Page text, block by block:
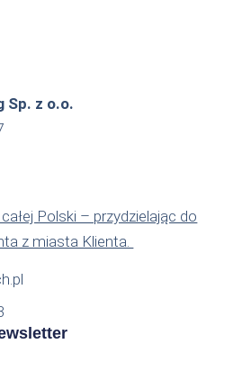
Sp. z o.o.
Polski – przydzielając do
z miasta Klienta.